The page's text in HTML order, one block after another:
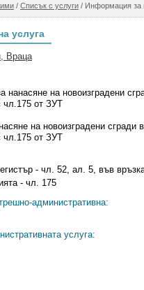
/ Списък с услуги / Информация за
услуга
Враца
нанасяне на новоизградени
чл.175 от ЗУТ
на новоизградени
чл.175 от ЗУТ
- чл. 52, ал. 5, във
- чл. 175
административна:
услуга: